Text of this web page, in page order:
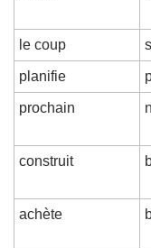
le coup
planifie
prochain
construit
achète